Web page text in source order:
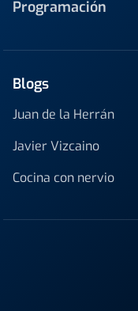
Programación
Blogs
Juan de la Herrán
Javier Vizcaino
Cocina con nervio